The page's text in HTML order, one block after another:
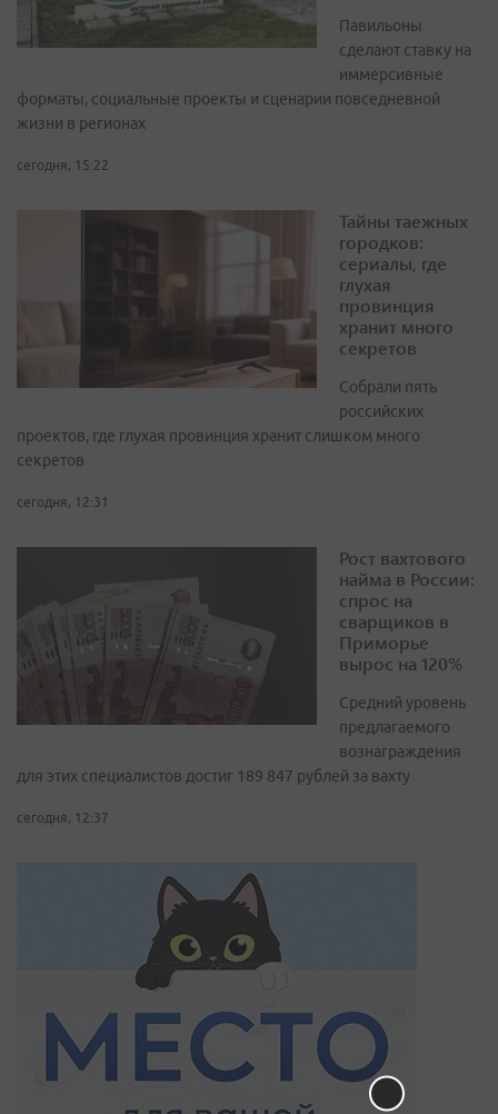
Павильоны
сделают ставку на
иммерсивные
форматы, социальные проекты и сценарии повседневной
жизни в регионах
сегодня, 15:22
Тайны таежных
городков:
сериалы, где
глухая
провинция
хранит много
секретов
Собрали пять
российских
проектов, где глухая провинция хранит слишком много
секретов
сегодня, 12:31
Рост вахтового
найма в России:
спрос на
сварщиков в
Приморье
вырос на 120%
Средний уровень
предлагаемого
вознаграждения
для этих специалистов достиг 189 847 рублей за вахту
сегодня, 12:37